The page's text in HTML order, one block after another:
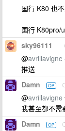
国行 K80 也
国行 K80pro/
sky96111
@avrillavigne
推送
Damn OP
@avrillavigne
我甚至都不需
Damn OP